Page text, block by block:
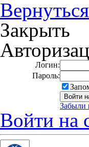
Закрыть
Логин:
Пароль:
Забыли
Войти на